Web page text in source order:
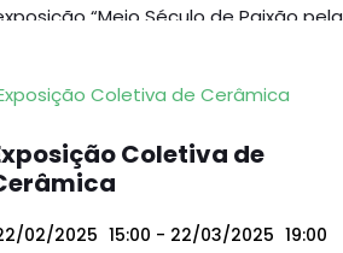
“Meio Século de Paixão pela
às 19 horas.
Coletiva de
02/2025 15:00 - 22/03/2025 19:00